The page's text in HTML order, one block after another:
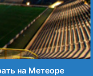
на Метеоре